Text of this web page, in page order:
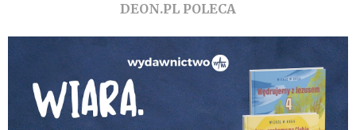
DEON.PL POLECA